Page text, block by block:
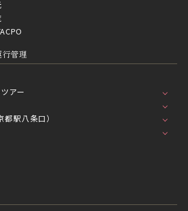
管理
アー
駅八条口）